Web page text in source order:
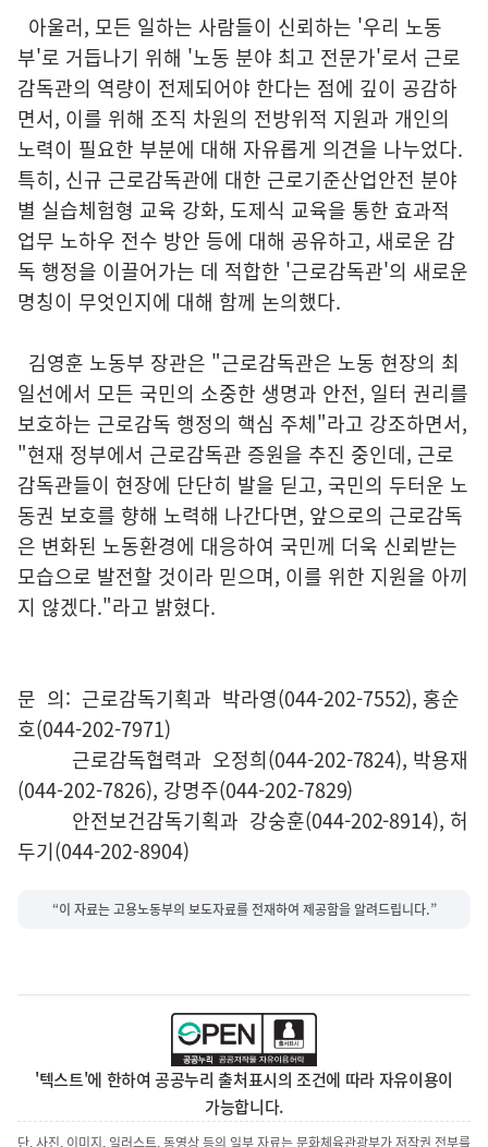
아울러, 모든 일하는 사람들이 신뢰하는 '우리 노동
부'로 거듭나기 위해 '노동 분야 최고 전문가'로서 근로
감독관의 역량이 전제되어야 한다는 점에 깊이 공감하
면서, 이를 위해 조직 차원의 전방위적 지원과 개인의
노력이 필요한 부분에 대해 자유롭게 의견을 나누었다.
특히, 신규 근로감독관에 대한 근로기준산업안전 분야
별 실습체험형 교육 강화, 도제식 교육을 통한 효과적
업무 노하우 전수 방안 등에 대해 공유하고, 새로운 감
독 행정을 이끌어가는 데 적합한 '근로감독관'의 새로운
명칭이 무엇인지에 대해 함께 논의했다.
김영훈 노동부 장관은 "근로감독관은 노동 현장의 최
일선에서 모든 국민의 소중한 생명과 안전, 일터 권리를
보호하는 근로감독 행정의 핵심 주체"라고 강조하면서,
"현재 정부에서 근로감독관 증원을 추진 중인데, 근로
감독관들이 현장에 단단히 발을 딛고, 국민의 두터운 노
동권 보호를 향해 노력해 나간다면, 앞으로의 근로감독
은 변화된 노동환경에 대응하여 국민께 더욱 신뢰받는
모습으로 발전할 것이라 믿으며, 이를 위한 지원을 아끼
지 않겠다."라고 밝혔다.
문 의: 근로감독기획과 박라영(044-202-7552), 홍순
호(044-202-7971)
근로감독협력과 오정희(044-202-7824), 박용재
(044-202-7826), 강명주(044-202-7829)
안전보건감독기획과 강숭훈(044-202-8914), 허
두기(044-202-8904)
“이 자료는 고용노동부의 보도자료를 전재하여 제공함을 알려드립니다.”
'텍스트'에 한하여 공공누리 출처표시의 조건에 따라 자유이용이
가능합니다.
단, 사진, 이미지, 일러스트, 동영상 등의 일부 자료는 문화체육관광부가 저작권 전부를